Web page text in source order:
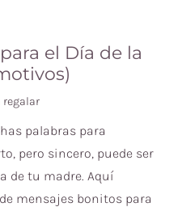
el Día de la
regalar
palabras para
pero sincero, puede ser
de tu madre. Aquí
mensajes bonitos para